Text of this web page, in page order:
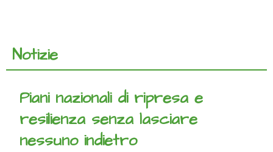
Notizie
Piani nazionali di ripresa e
resilienza senza lasciare
nessuno indietro